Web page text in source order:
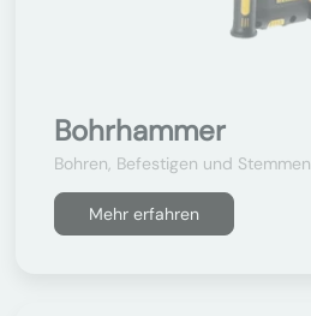
Bohrhammer
Bohren, Befestigen und Stemmen
Mehr erfahren